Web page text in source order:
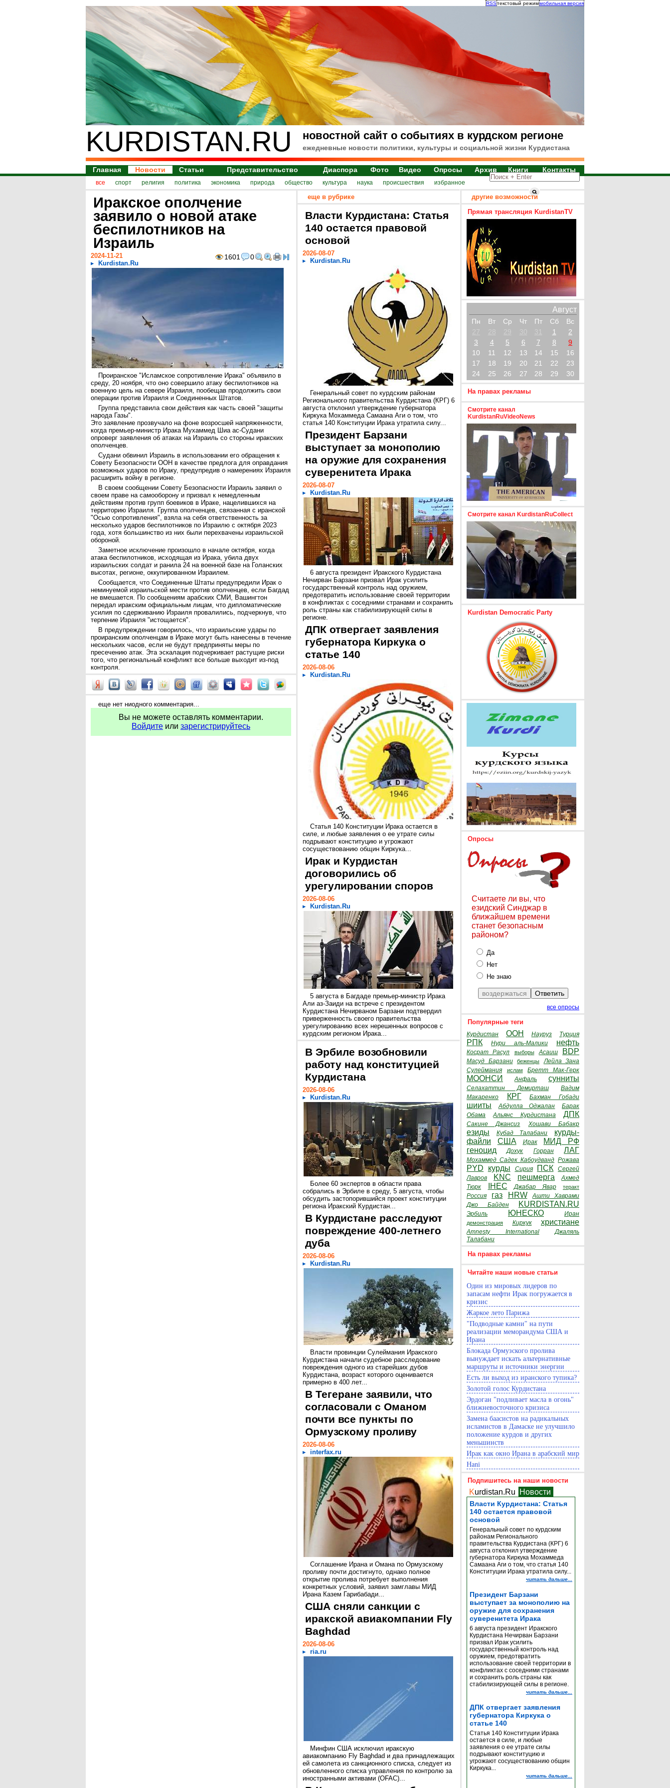
RSSтекстовый режиммобильная версия
KURDISTAN.RU новостной сайт о событиях в курдском регионе
ежедневные новости политики, культуры и социальной жизни Курдистана
Главная Новости Статьи Представительство Диаспора Фото Видео Опросы Архив Книги Контакты
все спорт религия политика экономика природа общество культура наука происшествия избранное
Иракское ополчение
заявило о новой атаке
беспилотников на
Израиль
1601 0
2024-11-21
Kurdistan.Ru
Проиранское "Исламское сопротивление Ирака" объявило в
среду, 20 ноября, что оно совершило атаку беспилотников на
военную цель на севере Израиля, пообещав продолжить свои
операции против Израиля и Соединенных Штатов.
Группа представила свои действия как часть своей "защиты
народа Газы".
Это заявление прозвучало на фоне возросшей напряженности,
когда премьер-министр Ирака Мухаммед Шиа ас-Судани
опроверг заявления об атаках на Израиль со стороны иракских
ополченцев.
Судани обвинил Израиль в использовании его обращения к
Совету Безопасности ООН в качестве предлога для оправдания
возможных ударов по Ираку, предупредив о намерениях Израиля
расширить войну в регионе.
В своем сообщении Совету Безопасности Израиль заявил о
своем праве на самооборону и призвал к немедленным
действиям против групп боевиков в Ираке, нацелившихся на
территорию Израиля. Группа ополченцев, связанная с иранской
"Осью сопротивления", взяла на себя ответственность за
несколько ударов беспилотников по Израилю с октября 2023
года, хотя большинство из них были перехвачены израильской
обороной.
Заметное исключение произошло в начале октября, когда
атака беспилотников, исходящая из Ирака, убила двух
израильских солдат и ранила 24 на военной базе на Голанских
высотах, регионе, оккупированном Израилем.
Сообщается, что Соединенные Штаты предупредили Ирак о
неминуемой израильской мести против ополченцев, если Багдад
не вмешается. По сообщениям арабских СМИ, Вашингтон
передал иракским официальным лицам, что дипломатические
усилия по сдерживанию Израиля провалились, подчеркнув, что
терпение Израиля "истощается".
В предупреждении говорилось, что израильские удары по
проиранским ополченцам в Ираке могут быть нанесены в течение
нескольких часов, если не будут предприняты меры по
пресечению атак. Эта эскалация подчеркивает растущие риски
того, что региональный конфликт все больше выходит из-под
контроля.
еще нет ниодного комментария...
Вы не можете оставлять комментарии.
Войдите или зарегистрируйтесь
еще в рубрике
Власти Курдистана: Статья
140 остается правовой
основой
2026-08-07
Kurdistan.Ru
Генеральный совет по курдским районам
Регионального правительства Курдистана (КРГ) 6
августа отклонил утверждение губернатора
Киркука Мохаммеда Самаана Аги о том, что
статья 140 Конституции Ирака утратила силу...
Президент Барзани
выступает за монополию
на оружие для сохранения
суверенитета Ирака
2026-08-07
Kurdistan.Ru
6 августа президент Иракского Курдистана
Нечирван Барзани призвал Ирак усилить
государственный контроль над оружием,
предотвратить использование своей территории
в конфликтах с соседними странами и сохранить
роль страны как стабилизирующей силы в
регионе.
ДПК отвергает заявления
губернатора Киркука о
статье 140
2026-08-06
Kurdistan.Ru
Статья 140 Конституции Ирака остается в
силе, и любые заявления о ее утрате силы
подрывают конституцию и угрожают
сосуществованию общин Киркука...
Ирак и Курдистан
договорились об
урегулировании споров
2026-08-06
Kurdistan.Ru
5 августа в Багдаде премьер-министр Ирака
Али аз-Заиди на встрече с президентом
Курдистана Нечирваном Барзани подтвердил
приверженность своего правительства
урегулированию всех нерешенных вопросов с
курдским регионом Ирака...
В Эрбиле возобновили
работу над конституцией
Курдистана
2026-08-06
Kurdistan.Ru
Более 60 экспертов в области права
собрались в Эрбиле в среду, 5 августа, чтобы
обсудить застопорившийся проект конституции
региона Иракский Курдистан...
В Курдистане расследуют
повреждение 400-летнего
дуба
2026-08-06
Kurdistan.Ru
Власти провинции Сулеймания Иракского
Курдистана начали судебное расследование
повреждения одного из старейших дубов
Курдистана, возраст которого оценивается
примерно в 400 лет...
В Тегеране заявили, что
согласовали с Оманом
почти все пункты по
Ормузскому проливу
2026-08-06
interfax.ru
Соглашение Ирана и Омана по Ормузскому
проливу почти достигнуто, однако полное
открытие пролива потребует выполнения
конкретных условий, заявил замглавы МИД
Ирана Казем Гарибабади...
США сняли санкции с
иракской авиакомпании Fly
Baghdad
2026-08-06
ria.ru
Минфин США исключил иракскую
авиакомпанию Fly Baghdad и два принадлежащих
ей самолета из санкционного списка, следует из
обновленного списка управления по контролю за
иностранными активами (OFAC)...
другие возможности
Прямая трансляция KurdistanTV
Август
Пн Вт Ср Чт Пт Сб
Вс
27
28 29 30 31 1
2
3
4 5 6 7 8
9
10
11 12 13 14 15
16
17
18 19 20 21 22
23
24
25 26 27 28 29 30
На правах рекламы
Смотрите канал
KurdistanRuVideoNews
Смотрите канал KurdistanRuCollect
Kurdistan Democratic Party
Опросы
Считаете ли вы, что
езидский Синджар в
ближайшем времени
станет безопасным
районом?
Да
Нет
Не знаю
все опросы
Популярные теги
Курдистан ООН Науруз Турция
РПК Нури аль-Малики нефть
Косрат Расул выборы Асаиш BDP
Масуд Барзани беженцы
Лейла Зана
Сулеймания
ислам Бретт Мак-Герк
МООНСИ Анфаль сунниты
Селахаттин Демирташ
Вадим
Макаренко
КРГ Бахман Гобади
шииты Абдулла Оджалан
Барак
Обама
Альянс Курдистана ДПК
Сакине Джансиз Хошави Бабакр
езиды Кубад Талабани
курды-
файли
США Ирак
МИД РФ
геноцид
Дохук Горран ЛАГ
Мохаммед Садек Кабоудванд Рожава
PYD курды Сирия ПСК
Сергей
Лавров
KNC пешмерга
Ахмед
Тюрк
IHEC Джабар Явар теракт
Россия газ HRW
Ашти Хаврами
Джо Байден
KURDISTAN.RU
Эрбиль ЮНЕСКО Иран
демонстрация Киркук христиане
Amnesty International
Джаляль
Талабани
На правах рекламы
Читайте наши новые статьи
Один из мировых лидеров по
запасам нефти Ирак погружается в
кризис
Жаркое лето Парижа
"Подводные камни" на пути
реализации меморандума США и
Ирана
Блокада Ормузского пролива
вынуждает искать альтернативные
маршруты и источники энергии
Есть ли выход из иранского тупика?
Золотой голос Курдистана
Эрдоган "подливает масла в огонь"
ближневосточного кризиса
Замена баасистов на радикальных
исламистов в Дамаске не улучшило
положение курдов и других
меньшинств
Ирак как окно Ирана в арабский мир
Hani
Подпишитесь на наши новости
Kurdistan.Ru Новости
Власти Курдистана: Статья
140 остается правовой
основой
Генеральный совет по курдским
районам Регионального
правительства Курдистана (КРГ) 6
августа отклонил утверждение
губернатора Киркука Мохаммеда
Самаана Аги о том, что статья 140
Конституции Ирака утратила силу...
читать дальше...
Президент Барзани
выступает за монополию на
оружие для сохранения
суверенитета Ирака
6 августа президент Иракского
Курдистана Нечирван Барзани
призвал Ирак усилить
государственный контроль над
оружием, предотвратить
использование своей территории в
конфликтах с соседними странами
и сохранить роль страны как
стабилизирующей силы в регионе.
читать дальше...
ДПК отвергает заявления
губернатора Киркука о
статье 140
Статья 140 Конституции Ирака
остается в силе, и любые
заявления о ее утрате силы
подрывают конституцию и
угрожают сосуществованию общин
Киркука...
читать дальше...